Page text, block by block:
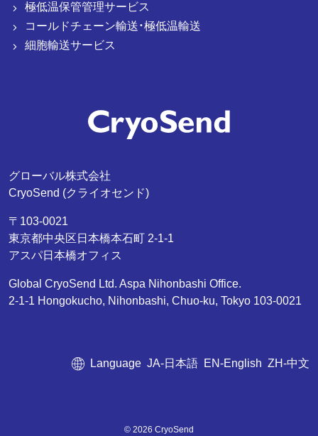
極低温保管管理サービス
コールドチェーン輸送・極低温輸送
細胞輸送サービス
グローバル株式会社
CryoSend (クライオセンド)
〒103-0021
東京都中央区日本橋本石町 2-1-1
アスパ日本橋オフィス
Global CryoSend Ltd. Aspa Nihonbashi Office.
2-1-1 Hongokucho, Nihonbashi, Chuo-ku, Tokyo 103-0021
Language JA-日本語 EN-English ZH-中文
© 2026 CryoSend